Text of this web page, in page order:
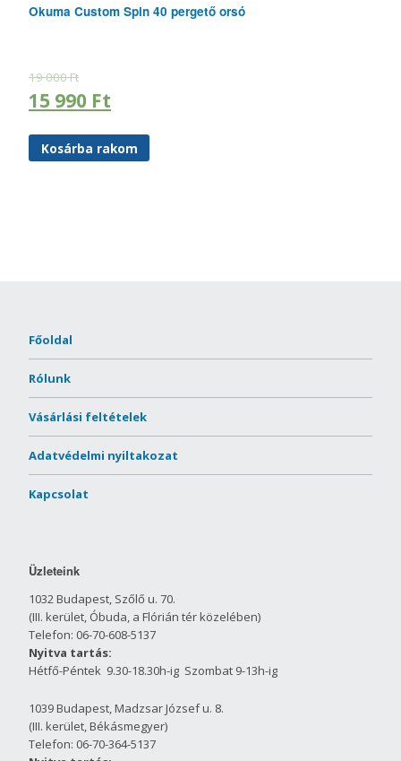
Okuma Custom Spin 40 pergető orsó
19 000Ft
15 990 Ft
Kosárba rakom
Főoldal
Rólunk
Vásárlási feltételek
Adatvédelmi nyiltakozat
Kapcsolat
Üzleteink
1032 Budapest, Szőlő u. 70.
(III. kerület, Óbuda, a Flórián tér közelében)
Telefon: 06-70-608-5137
Nyitva tartás:
Hétfő-Péntek 9.30-18.30h-ig Szombat 9-13h-ig
1039 Budapest, Madzsar József u. 8.
(III. kerület, Békásmegyer)
Telefon: 06-70-364-5137